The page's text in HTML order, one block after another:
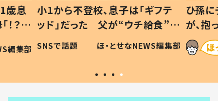
歳息
？」
編集部
小1から不登校、息子は「ギフテ
ッド」だった 父が“ウチ給食”を
作り続ける理由とは #令和の親
#令和の子
SNSで話題 ほ・とせなNEWS編集部
ひ孫
が、
「涙が
い」